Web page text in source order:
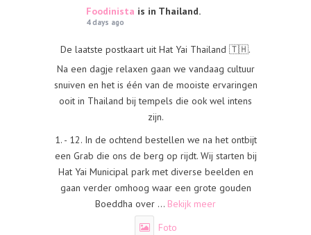
Foodinista is in Thailand.
4 days ago
De laatste postkaart uit Hat Yai Thailand 🇹🇭.
Na een dagje relaxen gaan we vandaag cultuur
snuiven en het is één van de mooiste ervaringen
ooit in Thailand bij tempels die ook wel intens
zijn.
1. - 12. In de ochtend bestellen we na het ontbijt
een Grab die ons de berg op rijdt. Wij starten bij
Hat Yai Municipal park met diverse beelden en
gaan verder omhoog waar een grote gouden
Boeddha over ... Bekijk meer
Foto